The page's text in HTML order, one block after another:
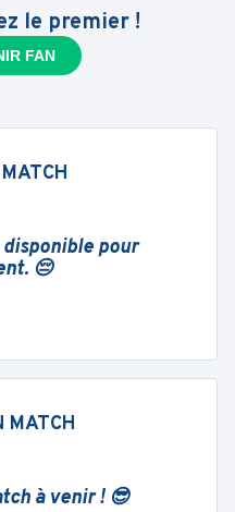
le premier !
FAN
pour
😔
MATCH
à venir ! 😎